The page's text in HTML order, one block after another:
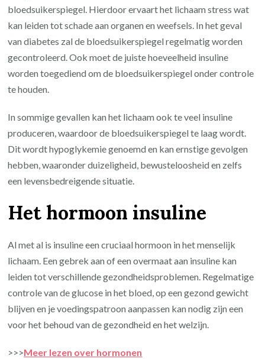
bloedsuikerspiegel. Hierdoor ervaart het lichaam stress wat
kan leiden tot schade aan organen en weefsels. In het geval
van diabetes zal de bloedsuikerspiegel regelmatig worden
gecontroleerd. Ook moet de juiste hoeveelheid insuline
worden toegediend om de bloedsuikerspiegel onder controle
te houden.
In sommige gevallen kan het lichaam ook te veel insuline
produceren, waardoor de bloedsuikerspiegel te laag wordt.
Dit wordt hypoglykemie genoemd en kan ernstige gevolgen
hebben, waaronder duizeligheid, bewusteloosheid en zelfs
een levensbedreigende situatie.
Het hormoon insuline
Al met al is insuline een cruciaal hormoon in het menselijk
lichaam. Een gebrek aan of een overmaat aan insuline kan
leiden tot verschillende gezondheidsproblemen. Regelmatige
controle van de glucose in het bloed, op een gezond gewicht
blijven en je voedingspatroon aanpassen kan nodig zijn een
voor het behoud van de gezondheid en het welzijn.
>>>Meer lezen over hormonen